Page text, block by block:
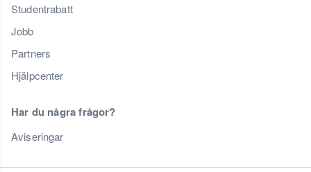
Studentrabatt
Jobb
Partners
Hjälpcenter
Har du några frågor?
Aviseringar